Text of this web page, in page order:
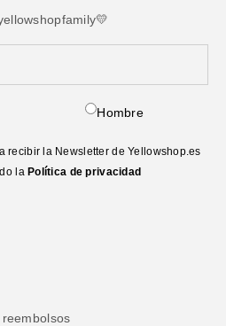
Hombre
recibir la Newsletter de Yellowshop.es
la Política de privacidad